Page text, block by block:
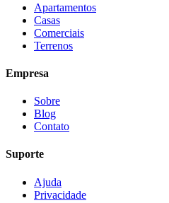
Apartamentos
Casas
Comerciais
Terrenos
Empresa
Sobre
Blog
Contato
Suporte
Ajuda
Privacidade